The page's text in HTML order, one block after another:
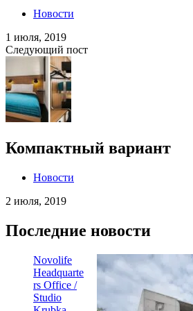
Новости
1 июля, 2019
Следующий пост
Компактный вариант
Новости
2 июля, 2019
Последние новости
Novolife
Headquarte
rs Office /
Studio